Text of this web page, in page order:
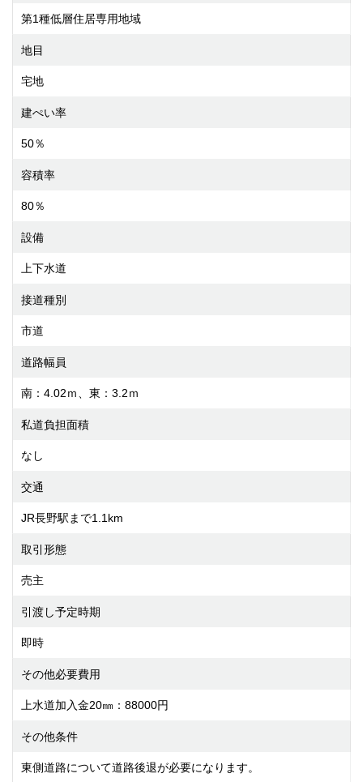
第1種低層住居専用地域
地目
宅地
建ぺい率
50％
容積率
80％
設備
上下水道
接道種別
市道
道路幅員
南：4.02ｍ、東：3.2ｍ
私道負担面積
なし
交通
JR長野駅まで1.1km
取引形態
売主
引渡し予定時期
即時
その他必要費用
上水道加入金20㎜：88000円
その他条件
東側道路について道路後退が必要になります。